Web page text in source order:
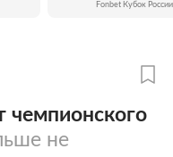
Fonbet Кубок России
чемпионского
не